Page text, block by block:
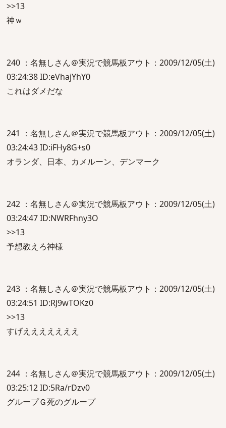
>>13
神ｗ
240 ：名無しさん＠実況で競馬板アウト：2009/12/05(土)
03:24:38 ID:eVhajYhY0
これはダメだな
241 ：名無しさん＠実況で競馬板アウト：2009/12/05(土)
03:24:43 ID:iFHy8G+s0
オランダ、日本、カメルーン、デンマーク
242 ：名無しさん＠実況で競馬板アウト：2009/12/05(土)
03:24:47 ID:NWRFhny3O
>>13
予想教えろ神様
243 ：名無しさん＠実況で競馬板アウト：2009/12/05(土)
03:24:51 ID:RJ9wTOKz0
>>13
すげえええええええ
244 ：名無しさん＠実況で競馬板アウト：2009/12/05(土)
03:25:12 ID:5Ra/rDzv0
グループＧ死のグループ